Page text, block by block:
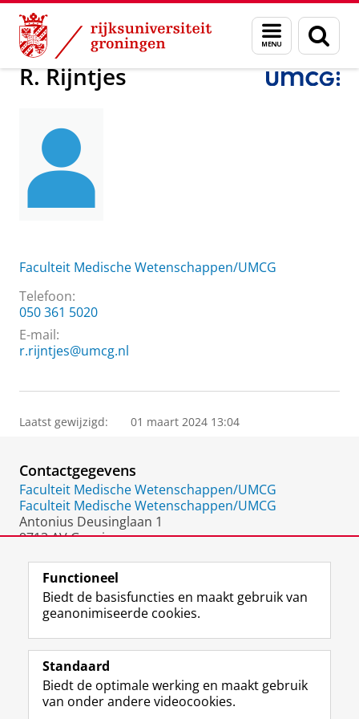
Skip
Content
Skip
Navigation
Menu
en
zoeken
Over ons R. Rijntjes
R. Rijntjes
Faculteit Medische Wetenschappen/UMCG
Telefoon:
050 361 5020
E-mail:
r.rijntjes@umcg.nl
Laatst gewijzigd: 01 maart 2024 13:04
Contactgegevens
Faculteit Medische Wetenschappen/UMCG
Faculteit Medische Wetenschappen/UMCG
Antonius Deusinglaan 1
9713 AV Groningen
Volg de RUG
F
a
e
b
L
i
k
e
R
S
-
f
I
n
t
Y
o
T
Studiekiezers
Functioneel
Biedt de basisfuncties en maakt gebruik van
geanonimiseerde cookies.
Standaard
Biedt de optimale werking en maakt gebruik
van onder andere videocookies.